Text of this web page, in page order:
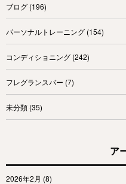
ブログ (196)
パーソナルトレーニング (154)
コンディショニング (242)
フレグランスバー (7)
未分類 (35)
ア
2026年2月 (8)